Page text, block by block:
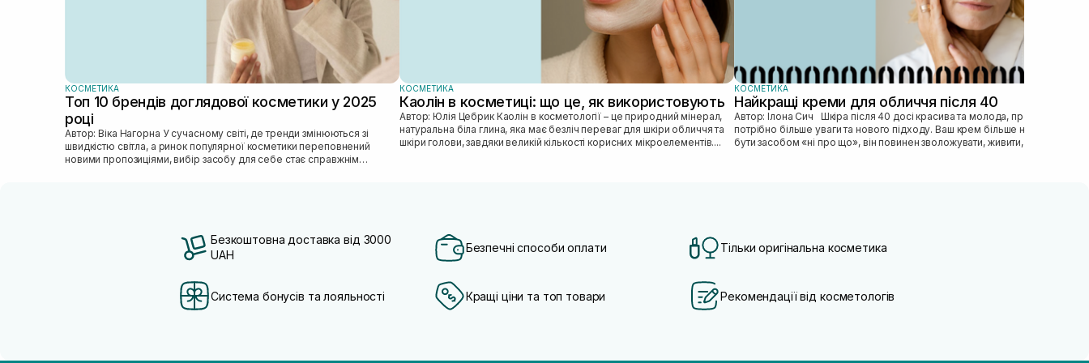
КОСМЕТИКА
Топ 10 брендів доглядової косметики у 2025
році
Автор: Віка Нагорна У сучасному світі, де тренди змінюються зі
швидкістю світла, а ринок популярної косметики переповнений
новими пропозиціями, вибір засобу для себе стає справжнім
КОСМЕТИКА
Каолін в косметиці: що це, як використовують
Автор: Юлія Цебрик Каолін в косметології – це природний мінерал,
натуральна біла глина, яка має безліч переваг для шкіри обличчя та
шкіри голови, завдяки великій кількості корисних мікроелементів....
КОСМЕТИКА
Найкращі креми для обличчя після 40
Автор: Ілона Сич Шкіра після 40 досі красива та молода, просто їй
потрібно більше уваги та нового підходу. Ваш крем більше не може
бути засобом «ні про що», він повинен зволожувати, живити, покр...
Безкоштовна доставка від 3000
UAH
Безпечні способи оплати Тільки оригінальна косметика
Система бонусів та лояльності Кращі ціни та топ товари Рекомендації від косметологів